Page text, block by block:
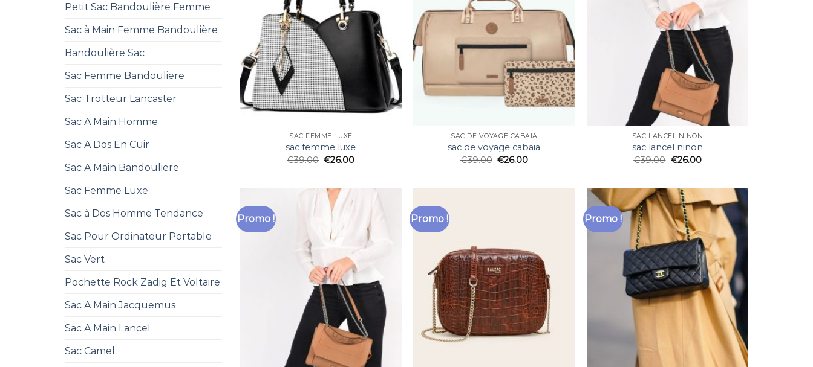
Petit Sac Bandoulière Femme
Sac à Main Femme Bandoulière
Bandoulière Sac
Sac Femme Bandouliere
Sac Trotteur Lancaster
Sac A Main Homme
Sac A Dos En Cuir
Sac A Main Bandouliere
Sac Femme Luxe
Sac à Dos Homme Tendance
Sac Pour Ordinateur Portable
Sac Vert
Pochette Rock Zadig Et Voltaire
Sac A Main Jacquemus
Sac A Main Lancel
Sac Camel
SAC FEMME LUXE
sac femme luxe
€39.00 €26.00
SAC DE VOYAGE CABAIA
sac de voyage cabaia
€39.00 €26.00
SAC LANCEL NINON
sac lancel ninon
€39.00 €26.00
Promo ! Promo ! Promo !